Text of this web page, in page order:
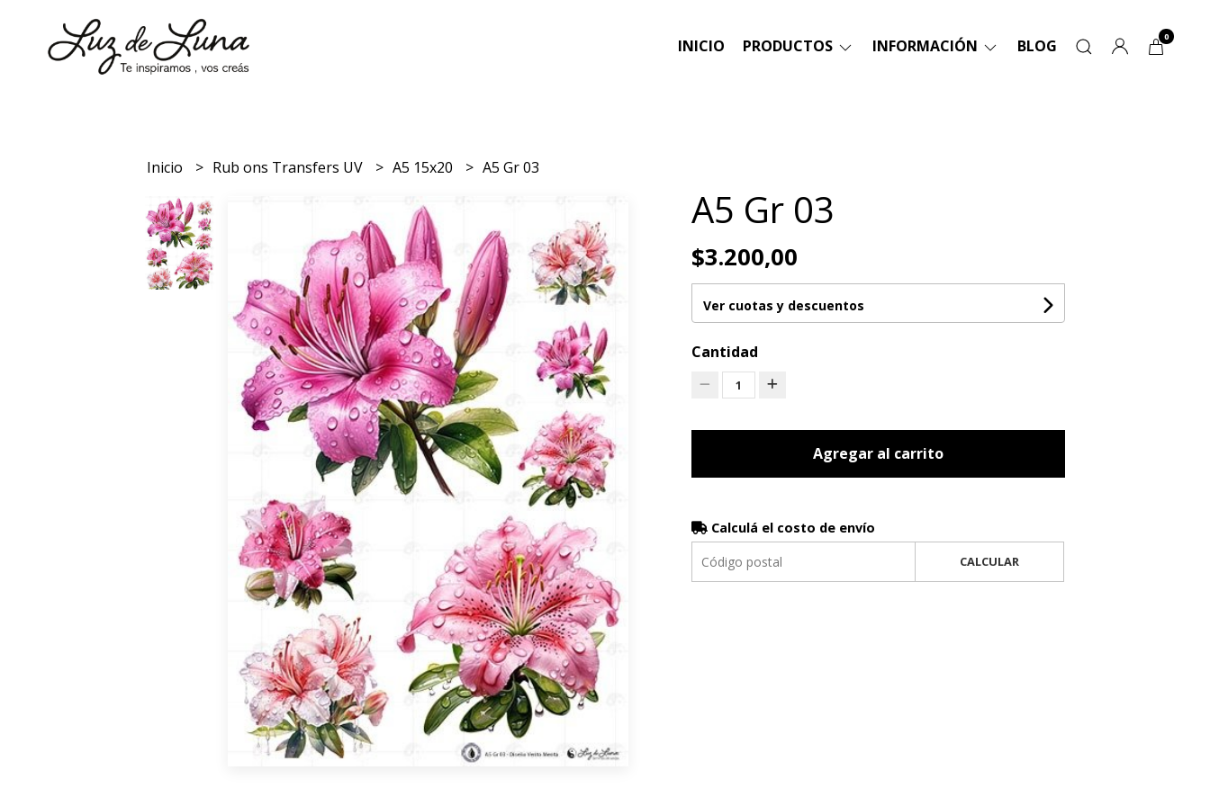
INICIO PRODUCTOS INFORMACIÓN BLOG 0
Inicio Rub ons Transfers UV A5 15x20 A5 Gr 03
A5 Gr 03
$3.200,00
Ver cuotas y descuentos
Cantidad
1
Agregar al carrito
Calculá el costo de envío
CALCULAR